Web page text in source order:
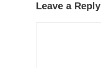
Leave a Reply